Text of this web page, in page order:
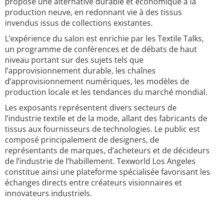
production neuve, en redonnant vie à des tissus
invendus issus de collections existantes.
L’expérience du salon est enrichie par les Textile Talks,
un programme de conférences et de débats de haut
niveau portant sur des sujets tels que
l’approvisionnement durable, les chaînes
d’approvisionnement numériques, les modèles de
production locale et les tendances du marché mondial.
Les exposants représentent divers secteurs de
l’industrie textile et de la mode, allant des fabricants de
tissus aux fournisseurs de technologies. Le public est
composé principalement de designers, de
représentants de marques, d’acheteurs et de décideurs
de l’industrie de l’habillement. Texworld Los Angeles
constitue ainsi une plateforme spécialisée favorisant les
échanges directs entre créateurs visionnaires et
innovateurs industriels.